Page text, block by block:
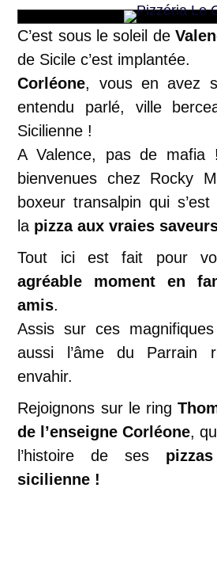
C’est sous le soleil de
de Sicile c’est implantée.
Corléone, vous en avez
entendu parlé, ville
Sicilienne !
A Valence, pas de mafia
bienvenues chez Rocky
boxeur transalpin qui
la pizza aux vraies
Tout ici est fait pour
agréable moment en
amis.
Assis sur ces
aussi l’âme du Parrain
envahir.
Rejoignons sur le ring
de l’enseigne Corléone,
l’histoire de ses
sicilienne !